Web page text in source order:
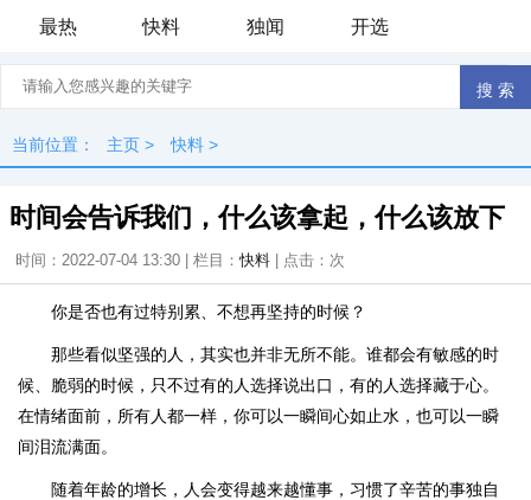
最热
快料 独闻 开选
当前位置： 主页 > 快料 >
时间会告诉我们，什么该拿起，什么该放下
时间：2022-07-04 13:30 | 栏目：快料 | 点击： 次
你是否也有过特别累、不想再坚持的时候？
那些看似坚强的人，其实也并非无所不能。谁都会有敏感的时
候、脆弱的时候，只不过有的人选择说出口，有的人选择藏于心。
在情绪面前，所有人都一样，你可以一瞬间心如止水，也可以一瞬
间泪流满面。
随着年龄的增长，人会变得越来越懂事，习惯了辛苦的事独自